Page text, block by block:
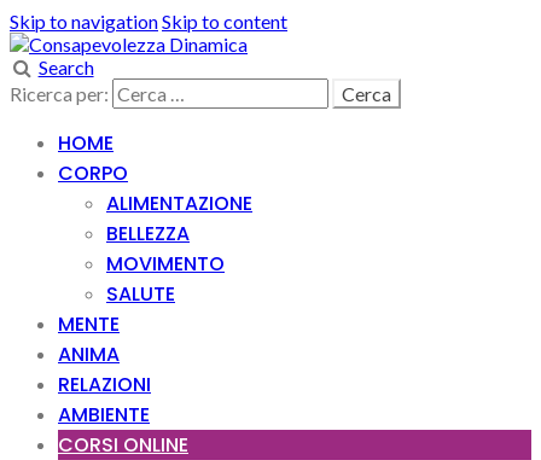
Skip to navigationSkip to content
Search
Ricerca per:
HOME
CORPO
ALIMENTAZIONE
BELLEZZA
MOVIMENTO
SALUTE
MENTE
ANIMA
RELAZIONI
AMBIENTE
CORSI ONLINE